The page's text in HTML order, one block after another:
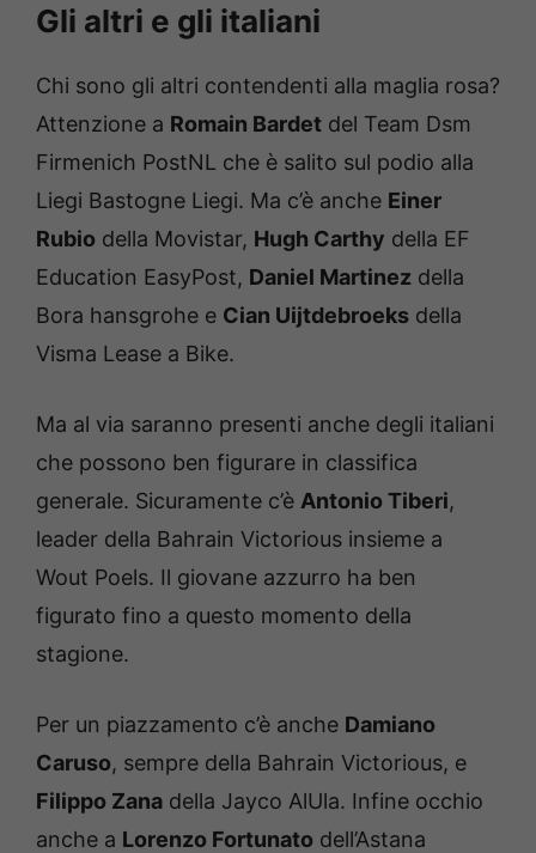
Gli altri e gli italiani
Chi sono gli altri contendenti alla maglia rosa?
Attenzione a Romain Bardet del Team Dsm
Firmenich PostNL che è salito sul podio alla
Liegi Bastogne Liegi. Ma c’è anche Einer
Rubio della Movistar, Hugh Carthy della EF
Education EasyPost, Daniel Martinez della
Bora hansgrohe e Cian Uijtdebroeks della
Visma Lease a Bike.
Ma al via saranno presenti anche degli italiani
che possono ben figurare in classifica
generale. Sicuramente c’è Antonio Tiberi,
leader della Bahrain Victorious insieme a
Wout Poels. Il giovane azzurro ha ben
figurato fino a questo momento della
stagione.
Per un piazzamento c’è anche Damiano
Caruso, sempre della Bahrain Victorious, e
Filippo Zana della Jayco AlUla. Infine occhio
anche a Lorenzo Fortunato dell’Astana